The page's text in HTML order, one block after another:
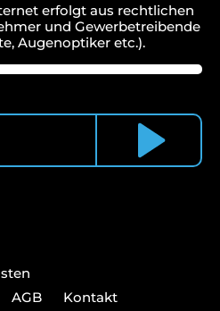
erfolgt aus rechtlichen
und Gewerbetreibende
Augenoptiker etc.).
AGB Kontakt